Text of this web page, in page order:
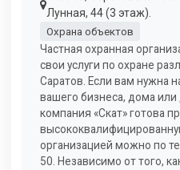
Лунная, 44 (3 этаж).
Охрана объектов
Частная охранная
свои услуги по охране
Саратов. Если вам нужна
вашего бизнеса, дома или
компания «Скат» готова
организацией можно по
50. Независимо от того,